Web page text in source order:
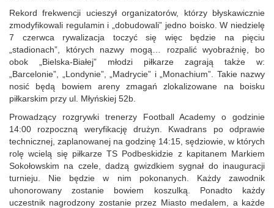
Rekord frekwencji ucieszył organizatorów, którzy błyskawicznie
zmodyfikowali regulamin i „dobudowali” jedno boisko. W niedzielę
7 czerwca rywalizacja toczyć się więc będzie na pięciu
„stadionach”, których nazwy mogą… rozpalić wyobraźnię, bo
obok „Bielska-Białej” młodzi piłkarze zagrają także w:
„Barcelonie”, „Londynie”, „Madrycie” i „Monachium”. Takie nazwy
nosić będą bowiem areny zmagań zlokalizowane na boisku
piłkarskim przy ul. Młyńskiej 52b.
Prowadzący rozgrywki trenerzy Football Academy o godzinie
14:00 rozpoczną weryfikację drużyn. Kwadrans po odprawie
technicznej, zaplanowanej na godzinę 14:15, sędziowie, w których
rolę wcielą się piłkarze TS Podbeskidzie z kapitanem Markiem
Sokołowskim na czele, dadzą gwizdkiem sygnał do inauguracji
turnieju. Nie będzie w nim pokonanych. Każdy zawodnik
uhonorowany zostanie bowiem koszulką. Ponadto każdy
uczestnik nagrodzony zostanie przez Miasto medalem, a każde